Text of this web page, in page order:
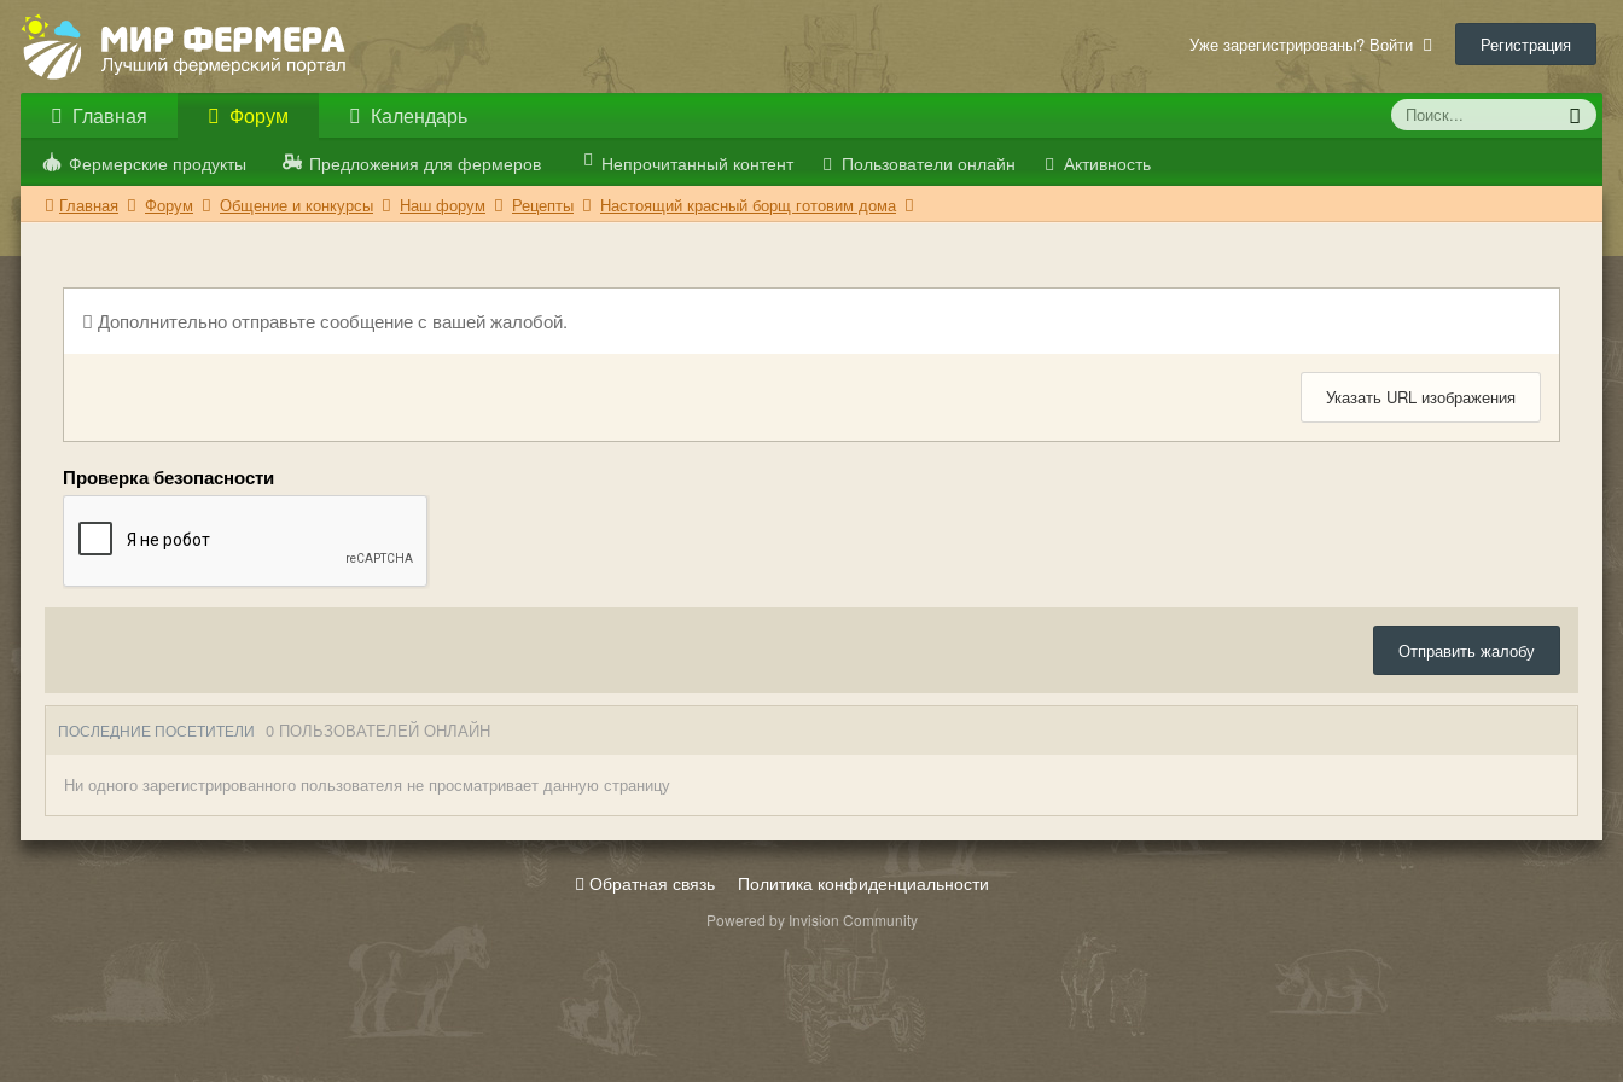
Уже зарегистрированы? Войти Регистрация
Главная Форум
Фермерские продукты Предложения для фермеров Непрочитанный контент Пользователи онлайн Активность
Календарь
Главная Форум Общение и конкурсы Наш форум Рецепты Настоящий красный борщ готовим дома
Дополнительно отправьте сообщение с вашей жалобой.
Указать URL изображения
Проверка безопасности
Отправить жалобу
ПОСЛЕДНИЕ ПОСЕТИТЕЛИ 0 ПОЛЬЗОВАТЕЛЕЙ ОНЛАЙН
Ни одного зарегистрированного пользователя не просматривает данную страницу
Обратная связь Политика конфиденциальности
Powered by Invision Community